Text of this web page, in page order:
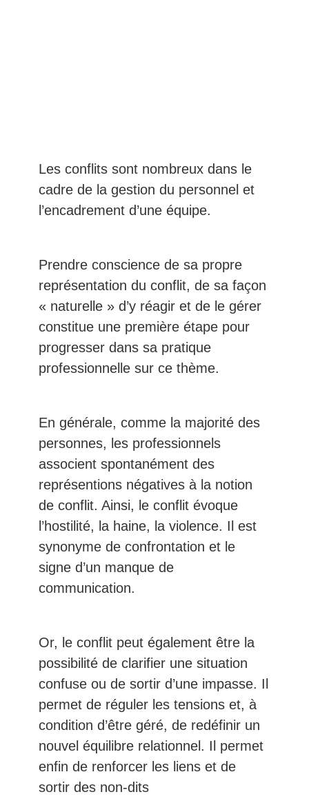
Les conflits sont nombreux dans le
cadre de la gestion du personnel et
l’encadrement d’une équipe.
Prendre conscience de sa propre
représentation du conflit, de sa façon
« naturelle » d’y réagir et de le gérer
constitue une première étape pour
progresser dans sa pratique
professionnelle sur ce thème.
En générale, comme la majorité des
personnes, les professionnels
associent spontanément des
représentions négatives à la notion
de conflit. Ainsi, le conflit évoque
l’hostilité, la haine, la violence. Il est
synonyme de confrontation et le
signe d’un manque de
communication.
Or, le conflit peut également être la
possibilité de clarifier une situation
confuse ou de sortir d’une impasse. Il
permet de réguler les tensions et, à
condition d’être géré, de redéfinir un
nouvel équilibre relationnel. Il permet
enfin de renforcer les liens et de
sortir des non-dits